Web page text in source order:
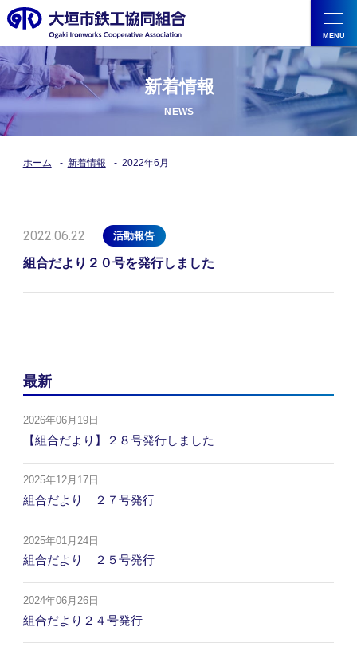
新着情報
ホーム 新着情報 2022年6月
2022.06.22 活動報告
組合だより２０号を発行しました
最新
2026年06月19日
【組合だより】２８号発行しました
2025年12月17日
組合だより ２７号発行
2025年01月24日
組合だより ２５号発行
2024年06月26日
組合だより２４号発行